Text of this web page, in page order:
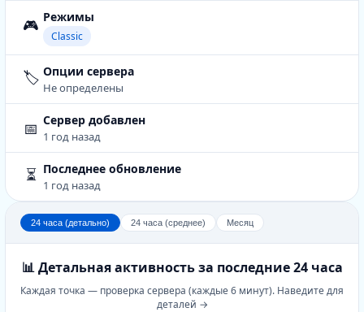
🎮 Режимы
Classic
🏷️ Опции сервера
Не определены
📅 Сервер добавлен
1 год назад
⏳ Последнее обновление
1 год назад
24 часа (детально) 24 часа (среднее) Месяц
📊 Детальная активность за последние 24 часа
Каждая точка — проверка сервера (каждые 6 минут). Наведите для
деталей →